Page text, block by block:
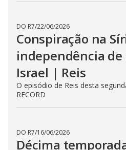
comprar a
Jeroboão | Reis
O episódio desta quinta (23) vai